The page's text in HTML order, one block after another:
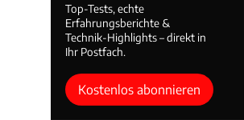
Top-Tests, echte
Erfahrungsberichte &
Technik-Highlights – direkt in
Ihr Postfach.
Kostenlos abonnieren